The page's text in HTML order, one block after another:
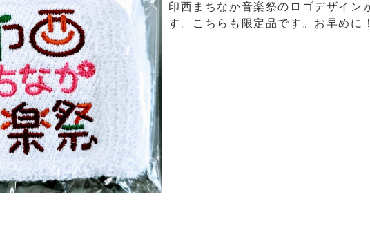
印西まちなか音楽祭のロゴデザイン
す。こちらも限定品です。お早めに！